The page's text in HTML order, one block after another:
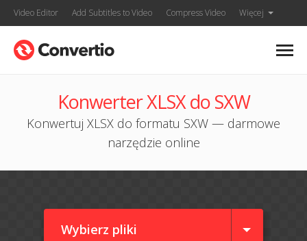
Video Editor Add Subtitles to Video Compress Video Więcej
Konwerter XLSX do SXW
Konwertuj XLSX do formatu SXW — darmowe
narzędzie online
Wybierz pliki